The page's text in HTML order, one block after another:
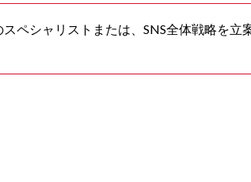
スペシャリストまたは、SNS全体戦略を